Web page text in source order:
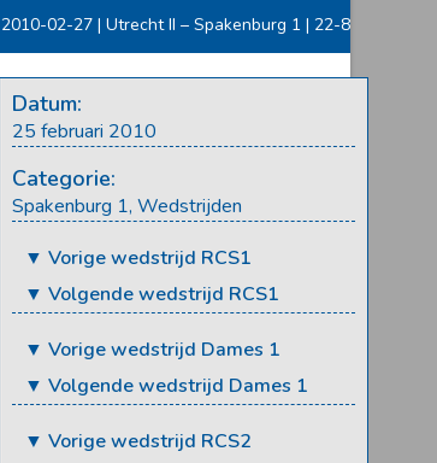
2010-02-27 | Utrecht II – Spakenburg 1 | 22-8
Datum:
25 februari 2010
Categorie:
Spakenburg 1, Wedstrijden
▼ Vorige wedstrijd RCS1
▼ Volgende wedstrijd RCS1
▼ Vorige wedstrijd Dames 1
▼ Volgende wedstrijd Dames 1
▼ Vorige wedstrijd RCS2